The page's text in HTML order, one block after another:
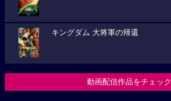
キングダム 大将軍の帰還
動画配信作品をチェック